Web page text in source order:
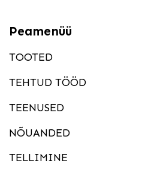
Peamenüü
TOOTED
TEHTUD TÖÖD
TEENUSED
NÕUANDED
TELLIMINE